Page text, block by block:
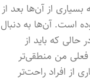
از آن‌ها بعد از
است. آن‌ها به دنبال
که باید از
من منطقی‌تر
از افراد راحت‌تر